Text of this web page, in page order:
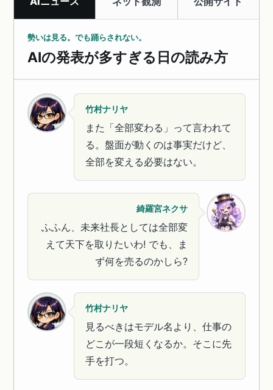
勢いは見る。でも踊らされない。
AIの発表が多すぎる日の読み方
竹村ナリヤ
また「全部変わる」って言われて
る。盤面が動くのは事実だけど、
全部を変える必要はない。
綺羅宮ネクサ
ふふん、未来社長としては全部変
えて天下を取りたいわ! でも、ま
ず何を売るのかしら?
竹村ナリヤ
見るべきはモデル名より、仕事の
どこが一段短くなるか。そこに先
手を打つ。